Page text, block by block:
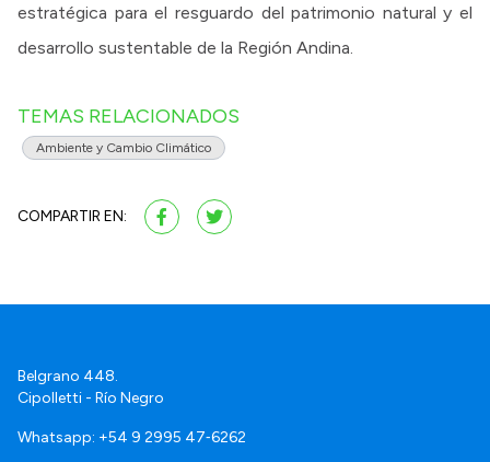
estratégica para el resguardo del patrimonio natural y el
desarrollo sustentable de la Región Andina.
TEMAS RELACIONADOS
Ambiente y Cambio Climático
COMPARTIR EN:
Belgrano 448.
Cipolletti - Río Negro
Whatsapp: +54 9 2995 47‑6262